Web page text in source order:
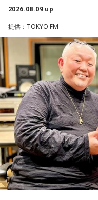
――あまりにも身勝手な
の奥迫は「そういう方と
なと思いました。お嫁さ
場になっても、どちら
ことが続くことを考えた
です！」と断言。江原も
江原：仰る通りですよね
てもひょうきんな方で
ホですよ、こんなの。早
奥迫：良かったです。私
（左から）松井玲奈、平
◆国民の暮らしを支える
私たちが当たり前のよう
は、多くの国家公務員に
困りごとに向き合い、
をつくる」存在として重
国家公務員が勤める行政
2026.08.09 up
提供：TOKYO FM